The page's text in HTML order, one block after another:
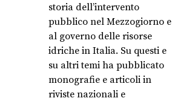
storia dell’intervento
pubblico nel Mezzogiorno e
al governo delle risorse
idriche in Italia. Su questi e
su altri temi ha pubblicato
monografie e articoli in
riviste nazionali e